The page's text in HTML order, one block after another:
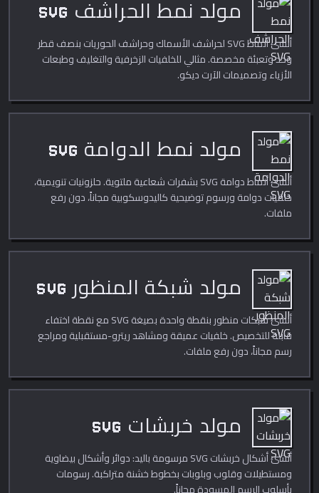
مولد نمط الحراشف SVG
أنشئ أنماط SVG لحراشف الأسماك وحراشف الحوريات بنصف قطر
وحد وتعبئة مخصصة. مثالي للخلفيات الزخرفية والتغليف وطبعات
الأزياء وتصميمات الآرت ديكو.
مولد نمط الدوامة SVG
أنشئ أنماط دوامة SVG بشفرات شعاعية ملتوية. حلزونيات تنويمية،
خلفيات دوامة ورسوم توضيحية كاليدوسكوبية مجاناً، دون رفع
ملفات.
مولد شبكة المنظور SVG
أنشئ شبكات منظور بنقطة واحدة بصيغة SVG مع نقطة اختفاء
قابلة للتخصيص. خلفيات عميقة ومشاهد ريترو-مستقبلية ومراجع
رسم مجاناً، دون رفع ملفات.
مولد خربشات SVG
أنشئ أشكال خربشات SVG مرسومة باليد: دوائر وأشكال بيضاوية
ومستطيلات وقلوب وبلوبات بخطوط خشنة متراكبة. رسومات